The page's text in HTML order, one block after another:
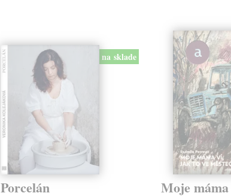
na sklade
Porcelán Moje